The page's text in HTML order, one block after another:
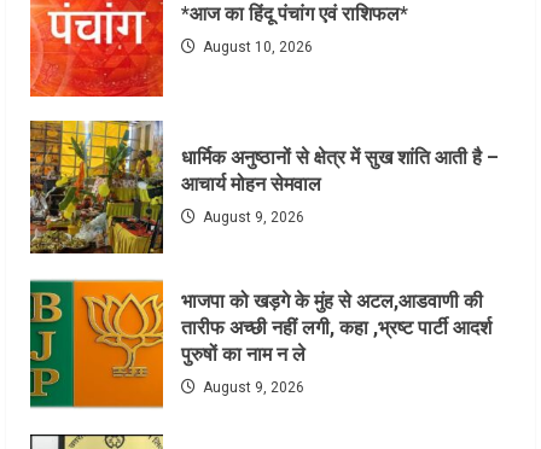
*आज का हिंदू पंचांग एवं राशिफल*
August 10, 2026
धार्मिक अनुष्ठानों से क्षेत्र में सुख शांति आती है –
आचार्य मोहन सेमवाल
August 9, 2026
भाजपा को खड़गे के मुंह से अटल,आडवाणी की
तारीफ अच्छी नहीं लगी, कहा ,भ्रष्ट पार्टी आदर्श
पुरुषों का नाम न ले
August 9, 2026